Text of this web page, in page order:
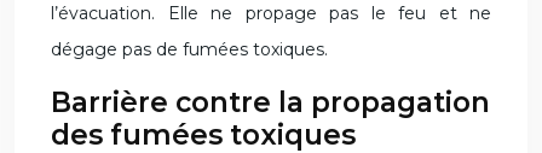
l’évacuation. Elle ne propage pas le feu et ne
dégage pas de fumées toxiques.
Barrière contre la propagation
des fumées toxiques